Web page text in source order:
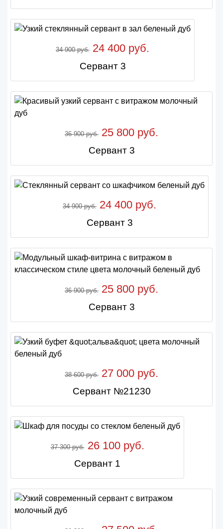
34 900 руб. 24 400 руб.
Сервант 3
36 900 руб. 25 800 руб.
Сервант 3
34 900 руб. 24 400 руб.
Сервант 3
36 900 руб. 25 800 руб.
Сервант 3
38 600 руб. 27 000 руб.
Сервант №21230
37 300 руб.26 100 руб.
Сервант 1